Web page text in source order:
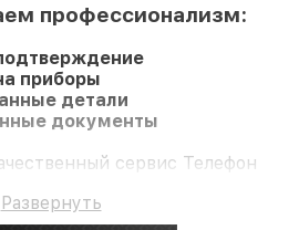
профессионализм:
приборы
детали
документы
сервис Телефон
Развернуть